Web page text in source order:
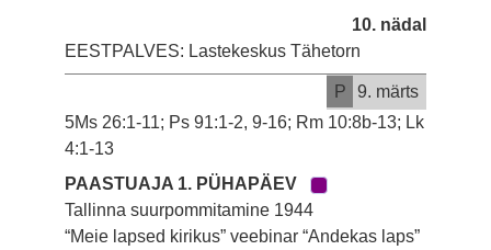
10. nädal
EESTPALVES: Lastekeskus Tähetorn
P
9. märts
5Ms 26:1-11; Ps 91:1-2, 9-16; Rm 10:8b-13; Lk
4:1-13
PAASTUAJA 1. PÜHAPÄEV
Tallinna suurpommitamine 1944
“Meie lapsed kirikus” veebinar “Andekas laps”